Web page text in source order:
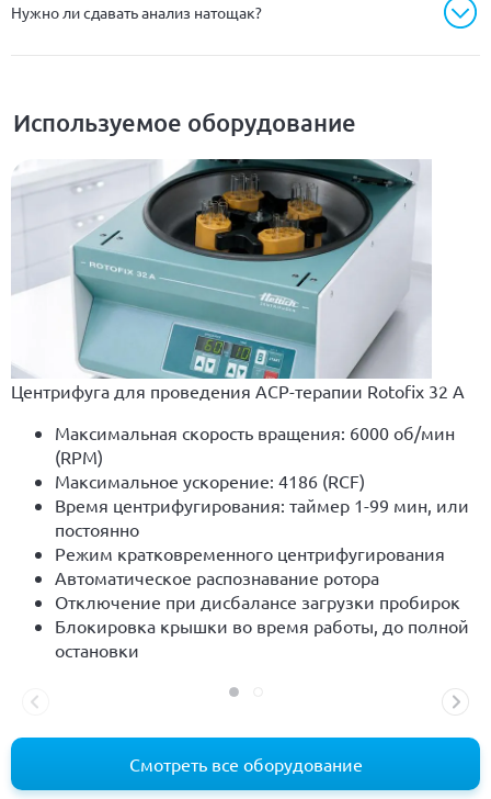
Нужно ли сдавать анализ натощак?
Используемое оборудование
Смотреть все оборудование
Центрифуга для проведения ACP-терапии Rotofix 32 A
Максимальная скорость вращения: 6000 об/мин
(RPM)
Максимальное ускорение: 4186 (RCF)
Время центрифугирования: таймер 1-99 мин, или
постоянно
Режим кратковременного центрифугирования
Автоматическое распознавание ротора
Отключение при дисбалансе загрузки пробирок
Блокировка крышки во время работы, до полной
остановки